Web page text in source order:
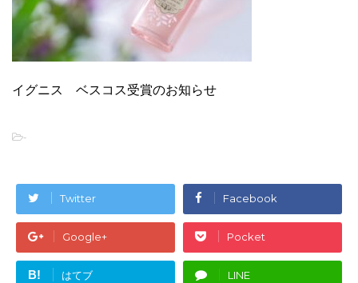
イグニス ベスコス受賞のお知らせ
-
Twitter Facebook
Google+ Pocket
B! はてブ LINE